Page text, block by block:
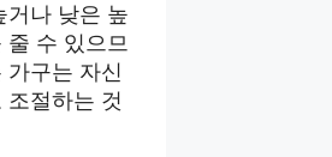
거나 낮은 높
줄 수 있으므
가구는 자신
조절하는 것